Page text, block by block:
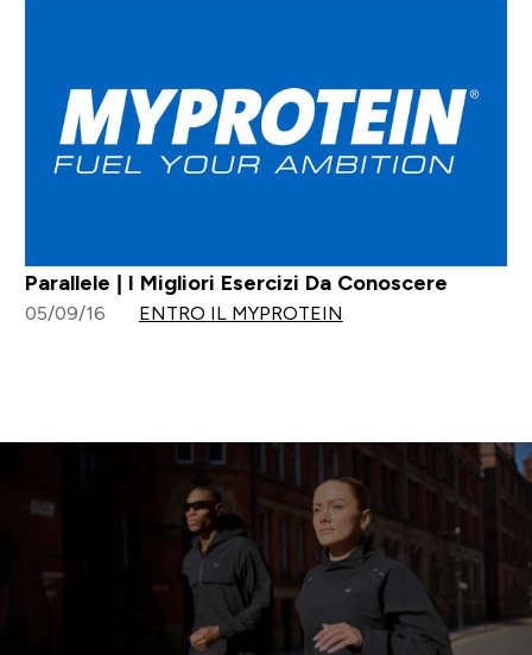
Parallele | I Migliori Esercizi Da Conoscere
05/09/16 ENTRO IL MYPROTEIN